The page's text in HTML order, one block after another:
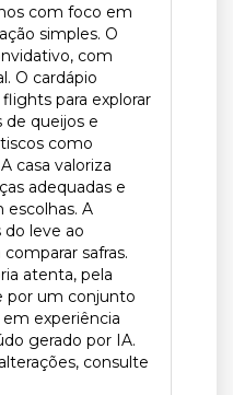
com foco em
simples. O
com
O cardápio
para explorar
de queijos e
como
casa valoriza
adequadas e
A
do leve ao
safras.
atenta, pela
por um conjunto
experiência
gerado por IA.
consulte